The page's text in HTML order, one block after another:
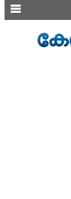
SECTIONS